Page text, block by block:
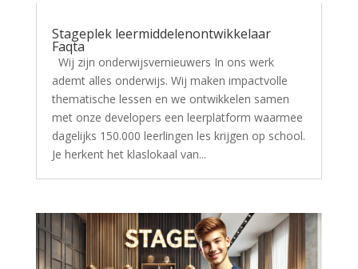
Stageplek leermiddelenontwikkelaar
Faqta
Wij zijn onderwijsvernieuwers In ons werk
ademt alles onderwijs. Wij maken impactvolle
thematische lessen en we ontwikkelen samen
met onze developers een leerplatform waarmee
dagelijks 150.000 leerlingen les krijgen op school.
Je herkent het klaslokaal van...